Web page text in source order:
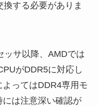
する必要がありま
ッサ以降、AMDでは
がDDR5に対応し
ってはDDR4専用モ
は注意深い確認が